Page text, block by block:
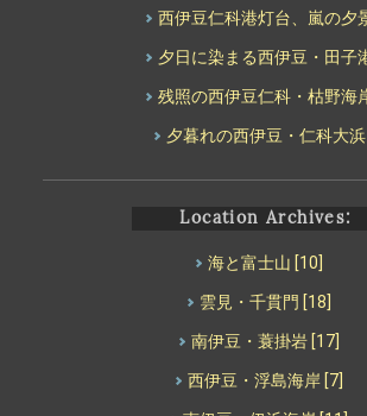
西伊豆仁科港灯台、嵐の夕
夕日に染まる西伊豆・田子
残照の西伊豆仁科・枯野海
夕暮れの西伊豆・仁科大浜
Location Archives:
海と富士山 [10]
雲見・千貫門 [18]
南伊豆・蓑掛岩 [17]
西伊豆・浮島海岸 [7]